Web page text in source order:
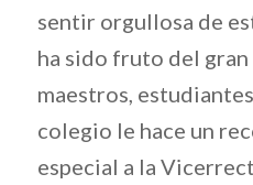
sentir orgullosa de
ha sido fruto del
maestros,
colegio le hace un
especial a la